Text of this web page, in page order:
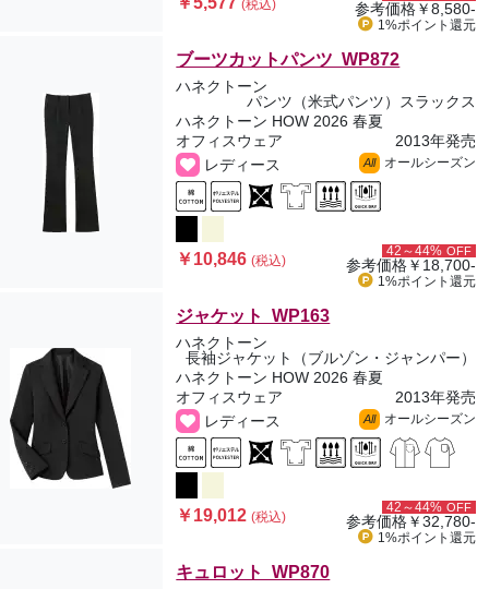
(税込) 参考価格￥8,580-
1%ポイント 還元
ブーツカットパンツ WP872
ハネクトーン
パンツ（米式パンツ）スラックス
ハネクトーン HOW 2026 春夏
オフィスウェア
2013年発売
レディース
All オールシーズン
￥10,846(税込)
42～44% OFF
参考価格￥18,700-
1%ポイント 還元
ジャケット WP163
ハネクトーン
長袖ジャケット（ブルゾン・ジャンパー）
ハネクトーン HOW 2026 春夏
オフィスウェア
2013年発売
レディース
All オールシーズン
￥19,012(税込)
42～44% OFF
参考価格￥32,780-
1%ポイント 還元
キュロット WP870